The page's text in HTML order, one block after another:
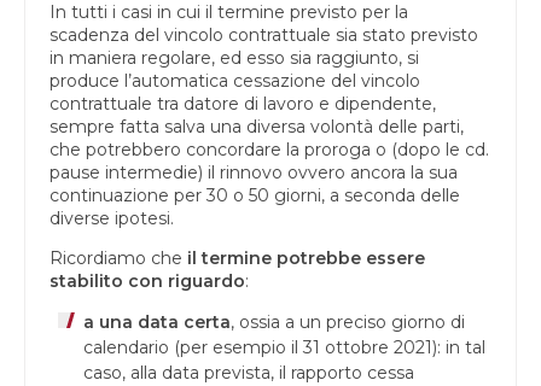
In tutti i casi in cui il termine previsto per la
scadenza del vincolo contrattuale sia stato previsto
in maniera regolare, ed esso sia raggiunto, si
produce l’automatica cessazione del vincolo
contrattuale tra datore di lavoro e dipendente,
sempre fatta salva una diversa volontà delle parti,
che potrebbero concordare la proroga o (dopo le cd.
pause intermedie) il rinnovo ovvero ancora la sua
continuazione per 30 o 50 giorni, a seconda delle
diverse ipotesi.
Ricordiamo che il termine potrebbe essere
stabilito con riguardo:
a una data certa, ossia a un preciso giorno di
calendario (per esempio il 31 ottobre 2021): in tal
caso, alla data prevista, il rapporto cessa